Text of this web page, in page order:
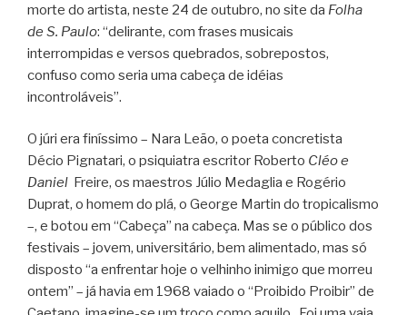
morte do artista, neste 24 de outubro, no site da Folha
de S. Paulo: “delirante, com frases musicais
interrompidas e versos quebrados, sobrepostos,
confuso como seria uma cabeça de idéias
incontroláveis”.
O júri era finíssimo – Nara Leão, o poeta concretista
Décio Pignatari, o psiquiatra escritor Roberto Cléo e
Daniel Freire, os maestros Júlio Medaglia e Rogério
Duprat, o homem do plá, o George Martin do tropicalismo
–, e botou em “Cabeça” na cabeça. Mas se o público dos
festivais – jovem, universitário, bem alimentado, mas só
disposto “a enfrentar hoje o velhinho inimigo que morreu
ontem” – já havia em 1968 vaiado o “Proibido Proibir” de